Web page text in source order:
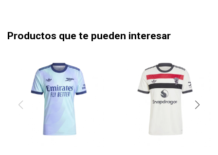
Productos que te pueden interesar